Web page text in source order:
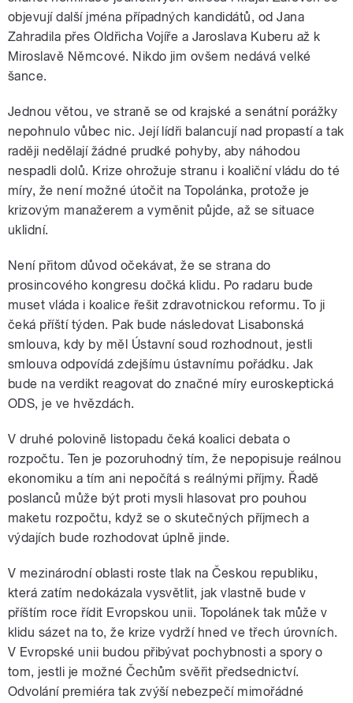
objevují další jména případných kandidátů, od Jana
Zahradila přes Oldřicha Vojíře a Jaroslava Kuberu až k
Miroslavě Němcové. Nikdo jim ovšem nedává velké
šance.
Jednou větou, ve straně se od krajské a senátní porážky
nepohnulo vůbec nic. Její lídři balancují nad propastí a tak
raději nedělají žádné prudké pohyby, aby náhodou
nespadli dolů. Krize ohrožuje stranu i koaliční vládu do té
míry, že není možné útočit na Topolánka, protože je
krizovým manažerem a vyměnit půjde, až se situace
uklidní.
Není přitom důvod očekávat, že se strana do
prosincového kongresu dočká klidu. Po radaru bude
muset vláda i koalice řešit zdravotnickou reformu. To ji
čeká příští týden. Pak bude následovat Lisabonská
smlouva, kdy by měl Ústavní soud rozhodnout, jestli
smlouva odpovídá zdejšímu ústavnímu pořádku. Jak
bude na verdikt reagovat do značné míry euroskeptická
ODS, je ve hvězdách.
V druhé polovině listopadu čeká koalici debata o
rozpočtu. Ten je pozoruhodný tím, že nepopisuje reálnou
ekonomiku a tím ani nepočítá s reálnými příjmy. Řadě
poslanců může být proti mysli hlasovat pro pouhou
maketu rozpočtu, když se o skutečných příjmech a
výdajích bude rozhodovat úplně jinde.
V mezinárodní oblasti roste tlak na Českou republiku,
která zatím nedokázala vysvětlit, jak vlastně bude v
příštím roce řídit Evropskou unii. Topolánek tak může v
klidu sázet na to, že krize vydrží hned ve třech úrovních.
V Evropské unii budou přibývat pochybnosti a spory o
tom, jestli je možné Čechům svěřit předsednictví.
Odvolání premiéra tak zvýší nebezpečí mimořádné